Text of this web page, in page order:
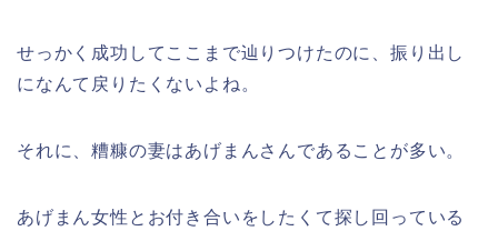
せっかく成功してここまで辿りつけたのに、振り出し
になんて戻りたくないよね。
それに、糟糠の妻はあげまんさんであることが多い。
あげまん女性とお付き合いをしたくて探し回っている